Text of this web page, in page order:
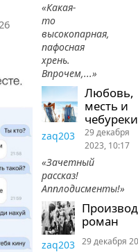
«Какая-
то
высокопарная,
пафосная
хрень.
Впрочем,...»
Любовь,
месть и
чебуреки
zaq203
«Зачетный
рассказ!
Апплодисменты!»
29 декабря
2023, 10:17
роман
zaq203 29 декабря